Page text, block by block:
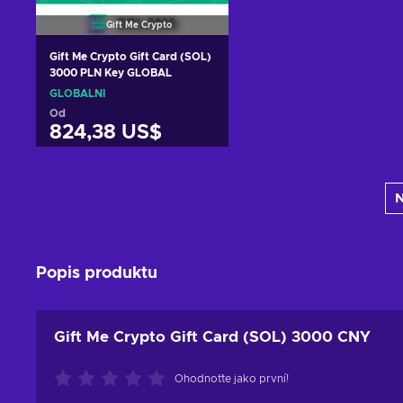
Gift Me Crypto
Gift Me Crypto Gift Card (SOL)
3000 PLN Key GLOBAL
GLOBÁLNÍ
Od
824,38 US$
Popis produktu
Gift Me Crypto Gift Card (SOL) 3000 CNY
Ohodnoťte jako první!